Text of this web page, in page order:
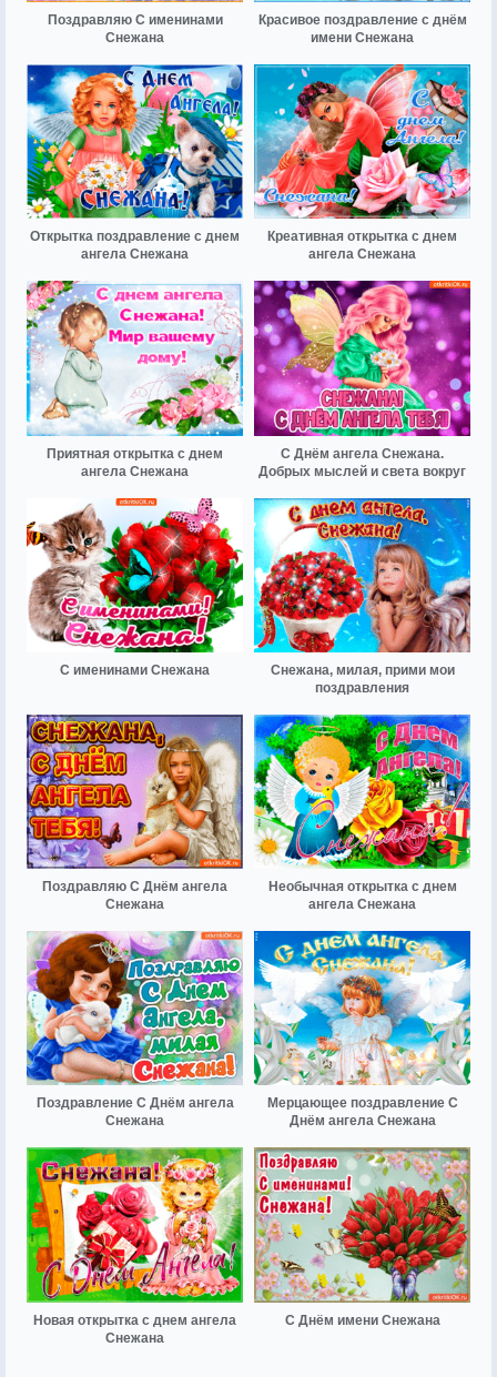
Поздравляю С именинами
Снежана
Красивое поздравление с днём
имени Снежана
Открытка поздравление с днем
ангела Снежана
Креативная открытка с днем
ангела Снежана
Приятная открытка с днем
ангела Снежана
С Днём ангела Снежана.
Добрых мыслей и света вокруг
С именинами Снежана
Снежана, милая, прими мои
поздравления
Поздравляю С Днём ангела
Снежана
Необычная открытка с днем
ангела Снежана
Поздравление С Днём ангела
Снежана
Мерцающее поздравление С
Днём ангела Снежана
Новая открытка с днем ангела
Снежана
С Днём имени Снежана